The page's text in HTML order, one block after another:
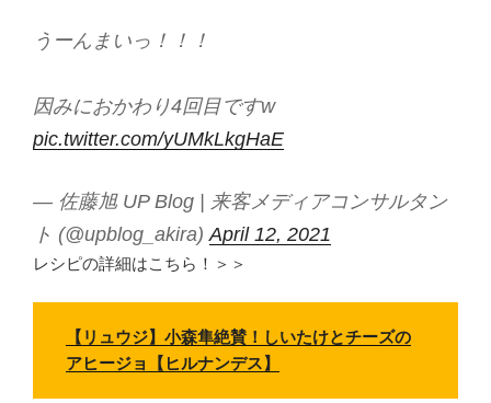
うーんまいっ！！！
因みにおかわり4回目ですw
pic.twitter.com/yUMkLkgHaE
— 佐藤旭 UP Blog | 来客メディアコンサルタン
ト (@upblog_akira)April 12, 2021
レシピの詳細はこちら！＞＞
【リュウジ】小森隼絶賛！しいたけとチーズの
アヒージョ【ヒルナンデス】